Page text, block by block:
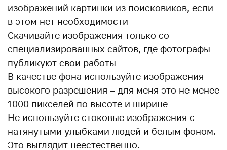
изображений картинки из поисковиков, если
в этом нет необходимости
Скачивайте изображения только со
специализированных сайтов, где фотографы
публикуют свои работы
В качестве фона используйте изображения
высокого разрешения – для меня это не менее
1000 пикселей по высоте и ширине
Не используйте стоковые изображения с
натянутыми улыбками людей и белым фоном.
Это выглядит неестественно.